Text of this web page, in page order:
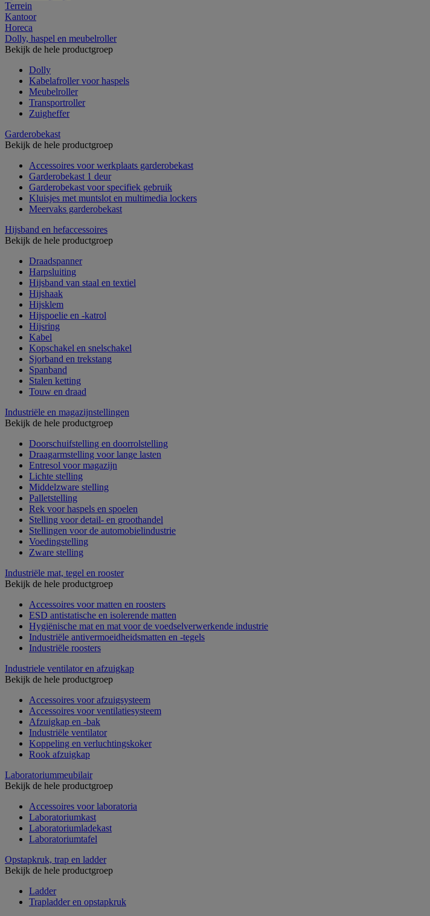
Terrein
Kantoor
Horeca
Dolly, haspel en meubelroller
Bekijk de hele productgroep
Dolly
Kabelafroller voor haspels
Meubelroller
Transportroller
Zuigheffer
Garderobekast
Bekijk de hele productgroep
Accessoires voor werkplaats garderobekast
Garderobekast 1 deur
Garderobekast voor specifiek gebruik
Kluisjes met muntslot en multimedia lockers
Meervaks garderobekast
Hijsband en hefaccessoires
Bekijk de hele productgroep
Draadspanner
Harpsluiting
Hijsband van staal en textiel
Hijshaak
Hijsklem
Hijspoelie en -katrol
Hijsring
Kabel
Kopschakel en snelschakel
Sjorband en trekstang
Spanband
Stalen ketting
Touw en draad
Industriële en magazijnstellingen
Bekijk de hele productgroep
Doorschuifstelling en doorrolstelling
Draagarmstelling voor lange lasten
Entresol voor magazijn
Lichte stelling
Middelzware stelling
Palletstelling
Rek voor haspels en spoelen
Stelling voor detail- en groothandel
Stellingen voor de automobielindustrie
Voedingstelling
Zware stelling
Industriële mat, tegel en rooster
Bekijk de hele productgroep
Accessoires voor matten en roosters
ESD antistatische en isolerende matten
Hygiënische mat en mat voor de voedselverwerkende industrie
Industriële antivermoeidheidsmatten en -tegels
Industriële roosters
Industriele ventilator en afzuigkap
Bekijk de hele productgroep
Accessoires voor afzuigsysteem
Accessoires voor ventilatiesysteem
Afzuigkap en -bak
Industriële ventilator
Koppeling en verluchtingskoker
Rook afzuigkap
Laboratoriummeubilair
Bekijk de hele productgroep
Accessoires voor laboratoria
Laboratoriumkast
Laboratoriumladekast
Laboratoriumtafel
Opstapkruk, trap en ladder
Bekijk de hele productgroep
Ladder
Trapladder en opstapkruk